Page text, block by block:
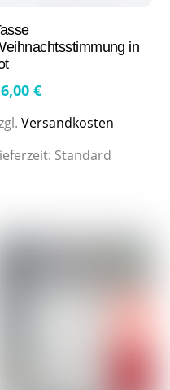
in
€
Versandkosten
Standard